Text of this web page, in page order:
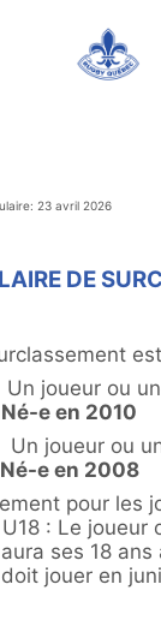
23 avril 2026
DE
joueur ou
Né-e en 2010
joueur ou
Né-e en 2008
pour les
: Le joueur
ses 18
jouer en